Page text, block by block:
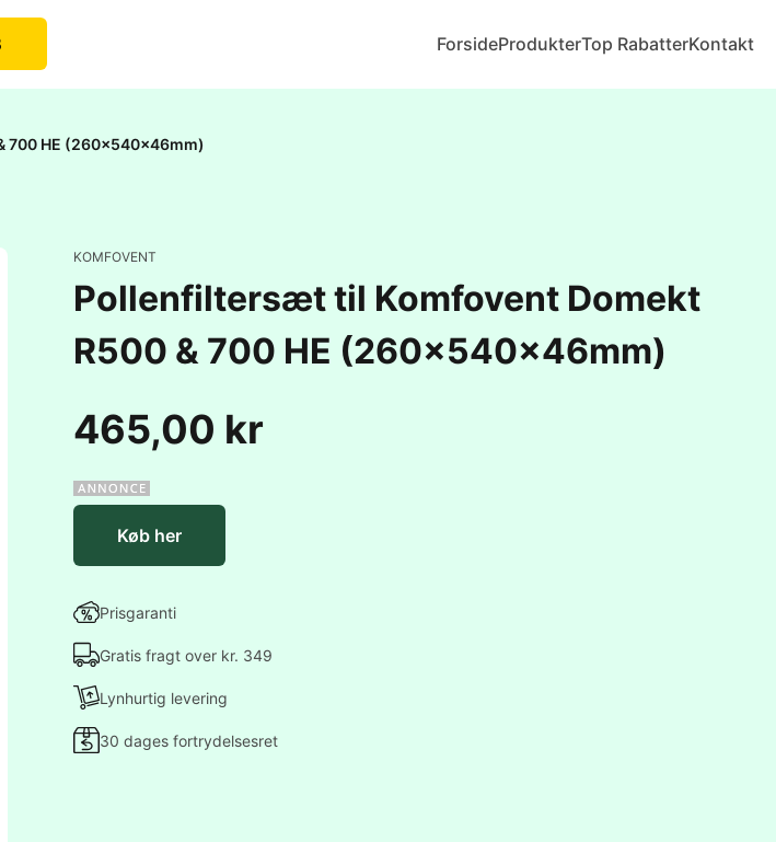
ForsideProdukterTop RabatterKontakt
700 HE (260x540x46mm)
KOMFOVENT
Pollenfiltersæt til Komfovent Domekt
R500 & 700 HE (260x540x46mm)
465,00 kr
Køb her
Prisgaranti
Gratis fragt over kr. 349
Lynhurtig levering
30 dages fortrydelsesret